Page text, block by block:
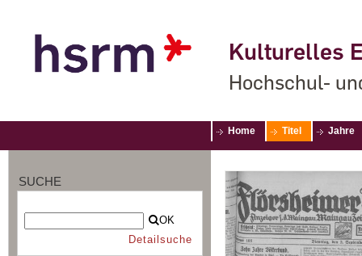
Kulturelles
Hochschul-
Home Titel Jahre
SUCHE
OK
Detailsuche